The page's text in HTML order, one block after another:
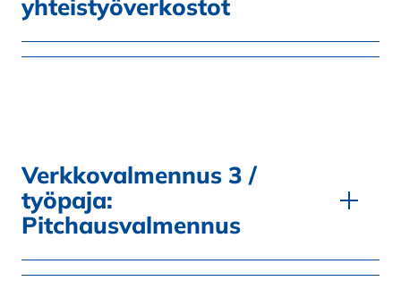
yhteistyöverkostot
Verkkovalmennus 3 /
työpaja:
Pitchausvalmennus